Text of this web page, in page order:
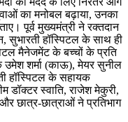
का मनोबल बढ़ाया, उनका
पूर्व मुख्यमंत्री ने रक्तदान
सुभारती हॉस्पिटल के साथ ही
मैनेजमेंट के बच्चों के प्रति
उमेश शर्मा (काऊ), मेयर सुनील
हॉस्पिटल के सहायक
स्वाति, राजेश मेकुरी,
छात्र-छात्राओं ने प्रतिभाग